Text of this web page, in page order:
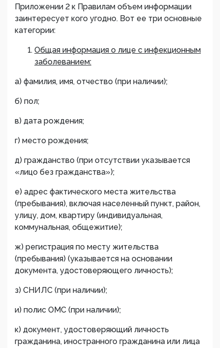
Приложении 2 к Правилам объем информации
заинтересует кого угодно. Вот ее три основные
категории:
Общая информация о лице с инфекционным
заболеванием:
а) фамилия, имя, отчество (при наличии);
б) пол;
в) дата рождения;
г) место рождения;
д) гражданство (при отсутствии указывается
«лицо без гражданства»);
е) адрес фактического места жительства
(пребывания), включая населенный пункт, район,
улицу, дом, квартиру (индивидуальная,
коммунальная, общежитие);
ж) регистрация по месту жительства
(пребывания) (указывается на основании
документа, удостоверяющего личность);
з) СНИЛС (при наличии);
и) полис ОМС (при наличии);
к) документ, удостоверяющий личность
гражданина, иностранного гражданина или лица